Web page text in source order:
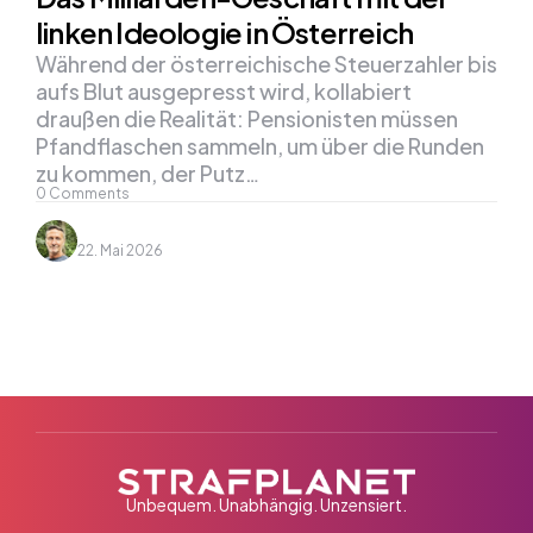
linken Ideologie in Österreich
0 Comments
Während der österreichische Steuerzahler bis
aufs Blut ausgepresst wird, kollabiert
draußen die Realität: Pensionisten müssen
Pfandflaschen sammeln, um über die Runden
zu kommen, der Putz…
22. Mai 2026
Unbequem. Unabhängig. Unzensiert.